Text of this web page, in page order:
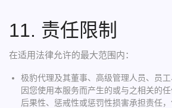
11. 责任限制
在适用法律允许的最大范围内：
极豹代理及其董事、高级管理人员、员
因您使用本服务而产生的或与之相关的任
后果性、惩戒性或惩罚性损害承担责任